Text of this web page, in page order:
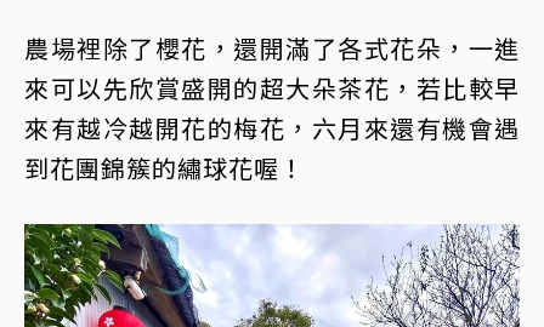
農場裡除了櫻花，還開滿了各式花朵，一進
來可以先欣賞盛開的超大朵茶花，若比較早
來有越冷越開花的梅花，六月來還有機會遇
到花團錦簇的繡球花喔！